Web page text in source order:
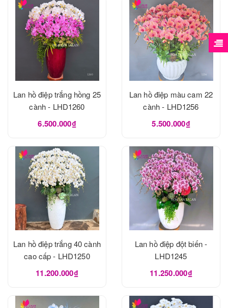
Lan hồ điệp trắng hồng 25
cành - LHD1260
6.500.000₫
Lan hồ điệp màu cam 22
cành - LHD1256
5.500.000₫
Lan hồ điệp trắng 40 cành
cao cấp - LHD1250
11.200.000₫
Lan hồ điệp đột biến -
LHD1245
11.250.000₫